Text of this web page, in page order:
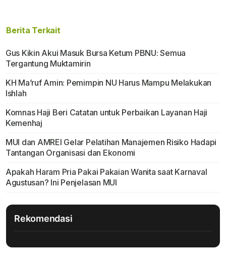
Berita Terkait
Gus Kikin Akui Masuk Bursa Ketum PBNU: Semua
Tergantung Muktamirin
KH Ma’ruf Amin: Pemimpin NU Harus Mampu Melakukan
Ishlah
Komnas Haji Beri Catatan untuk Perbaikan Layanan Haji
Kemenhaj
MUI dan AMREI Gelar Pelatihan Manajemen Risiko Hadapi
Tantangan Organisasi dan Ekonomi
Apakah Haram Pria Pakai Pakaian Wanita saat Karnaval
Agustusan? Ini Penjelasan MUI
Rekomendasi